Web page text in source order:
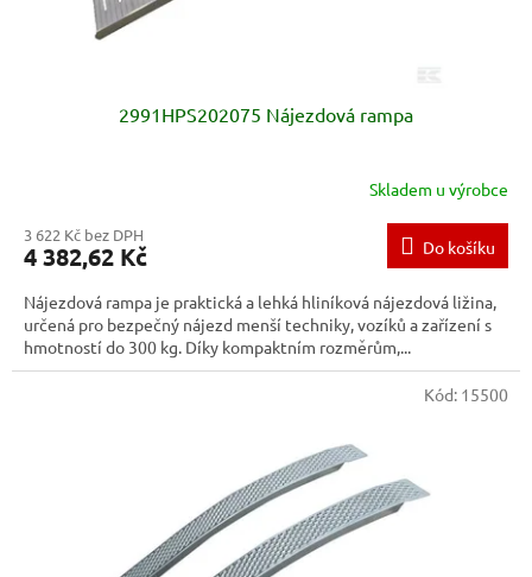
2991HPS202075 Nájezdová rampa
Skladem u výrobce
3 622 Kč bez DPH
4 382,62 Kč Do košíku
Nájezdová rampa je praktická a lehká hliníková nájezdová ližina,
určená pro bezpečný nájezd menší techniky, vozíků a zařízení s
hmotností do 300 kg. Díky kompaktním rozměrům,...
Kód: 15500